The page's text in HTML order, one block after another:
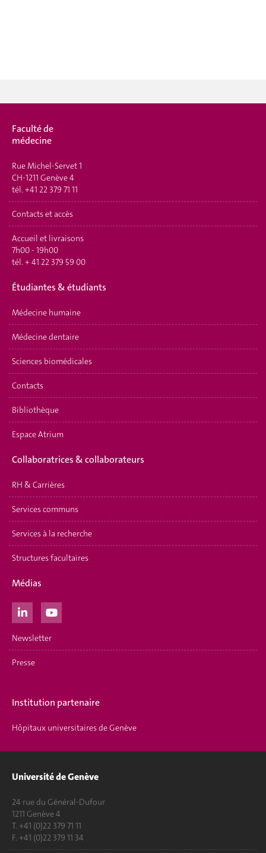
Faculté de
médecine
Rue Michel-Servet 1
CH-1211 Genève 4
tél. +41 22 379 71 11
Contacts et accès
Accueil et livraisons
7h00 - 19h00
tél. + 41 22 379 59 00
Étudiantes & étudiants
Médecine humaine
Médecine dentaire
Sciences biomédicales
Contacts
Bibliothèque
Espace Atrium
Collaboratrices & collaborateurs
RH & Carrières
Services communs
Services à la recherche
Structures facultaires
Médias
Newsletter
Presse
Institution partenaire
Hôpitaux universitaires de Genève
Université de Genève
24 rue du Général-Dufour
1211 Genève 4
T. +41 (0)22 379 71 11
F. +41 (0)22 379 11 34